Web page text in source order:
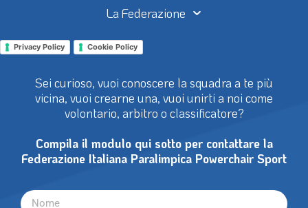
La Federazione
Privacy Policy Cookie Policy
Sei curioso, vuoi conoscere la squadra a te più
vicina, vuoi crearne una, vuoi unirti a noi come
volontario, arbitro o classificatore?
Compila il modulo qui sotto per contattare la
Federazione Italiana Paralimpica Powerchair Sport